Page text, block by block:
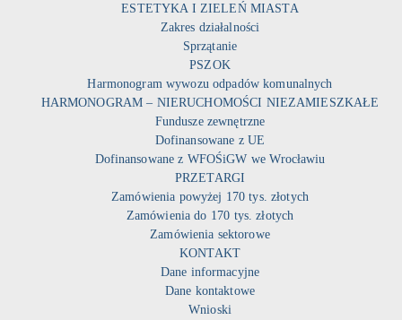
ESTETYKA I ZIELEŃ MIASTA
Zakres działalności
Sprzątanie
PSZOK
Harmonogram wywozu odpadów komunalnych
HARMONOGRAM – NIERUCHOMOŚCI NIEZAMIESZKAŁE
Fundusze zewnętrzne
Dofinansowane z UE
Dofinansowane z WFOŚiGW we Wrocławiu
PRZETARGI
Zamówienia powyżej 170 tys. złotych
Zamówienia do 170 tys. złotych
Zamówienia sektorowe
KONTAKT
Dane informacyjne
Dane kontaktowe
Wnioski